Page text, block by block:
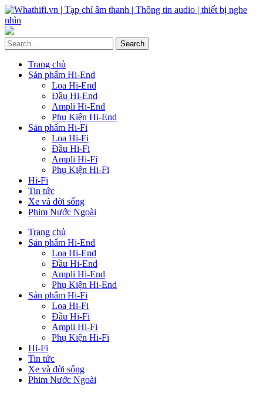
Trang chủ
Sản phẩm Hi-End
Loa Hi-End
Đầu Hi-End
Ampli Hi-End
Phụ Kiện Hi-End
Sản phẩm Hi-Fi
Loa Hi-Fi
Đầu Hi-Fi
Ampli Hi-Fi
Phụ Kiện Hi-Fi
Hi-Fi
Tin tức
Xe và đời sống
Phim Nước Ngoài
Trang chủ
Sản phẩm Hi-End
Loa Hi-End
Đầu Hi-End
Ampli Hi-End
Phụ Kiện Hi-End
Sản phẩm Hi-Fi
Loa Hi-Fi
Đầu Hi-Fi
Ampli Hi-Fi
Phụ Kiện Hi-Fi
Hi-Fi
Tin tức
Xe và đời sống
Phim Nước Ngoài